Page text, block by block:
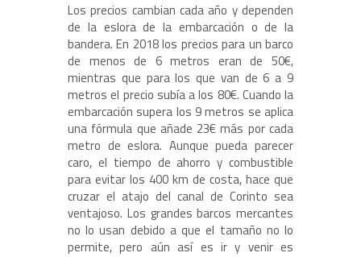
Los precios cambian cada año y dependen
de la eslora de la embarcación o de la
bandera. En 2018 los precios para un barco
de menos de 6 metros eran de 50€,
mientras que para los que van de 6 a 9
metros el precio subía a los 80€. Cuando la
embarcación supera los 9 metros se aplica
una fórmula que añade 23€ más por cada
metro de eslora. Aunque pueda parecer
caro, el tiempo de ahorro y combustible
para evitar los 400 km de costa, hace que
cruzar el atajo del canal de Corinto sea
ventajoso. Los grandes barcos mercantes
no lo usan debido a que el tamaño no lo
permite, pero aún así es ir y venir es